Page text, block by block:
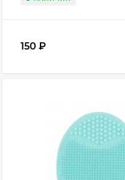
150 ₽